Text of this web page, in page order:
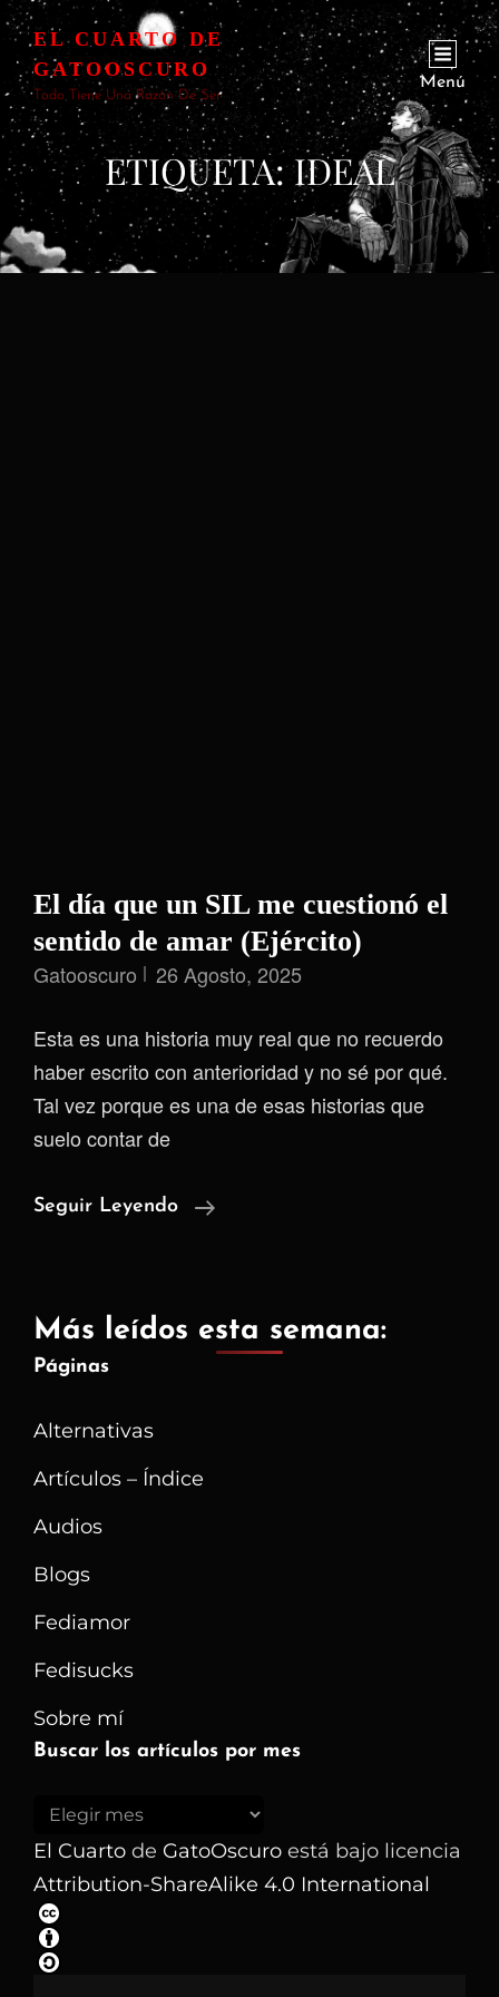
EL CUARTO DE
GATOOSCURO
Todo Tiene Una Razón De Ser
Menú
ETIQUETA:IDEAL
El día que un SIL me cuestionó el
sentido de amar (Ejército)
Gatooscuro 26 Agosto, 2025
Esta es una historia muy real que no recuerdo
haber escrito con anterioridad y no sé por qué.
Tal vez porque es una de esas historias que
suelo contar de
Seguir Leyendo
El
SIL
Más leídos esta semana:
Páginas
Alternativas
Artículos – Índice
Audios
Blogs
Fediamor
Fedisucks
Sobre mí
Buscar los artículos por mes
Buscar
los
artículos
por
mes
El Cuarto de GatoOscuro está bajo licencia
Attribution-ShareAlike 4.0 International